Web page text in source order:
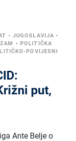
• JUGOSLAVIJA •
• POLITIČKA
POVIJESNI
put,
Ante Belje o